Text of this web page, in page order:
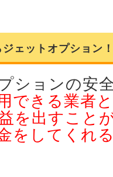
ェットオプション
ションの安
できる業者
を出すこと
をしてくれ